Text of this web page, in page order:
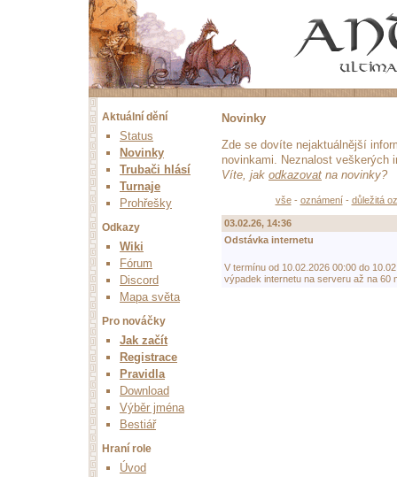
Aktuální dění
Status
Novinky
Trubači hlásí
Turnaje
Prohřešky
Odkazy
Wiki
Fórum
Discord
Mapa světa
Pro nováčky
Jak začít
Registrace
Pravidla
Download
Výběr jména
Bestiář
Hraní role
Úvod
Novinky
Zde se dovíte nejaktuálnější
novinkami. Neznalost veškerých
Víte, jak odkazovat na novinky?
vše- oznámení- důležitá
03.02.26, 14:36
Odstávka internetu
V termínu od 10.02.2026 00:00 do
výpadek internetu na serveru až na 60